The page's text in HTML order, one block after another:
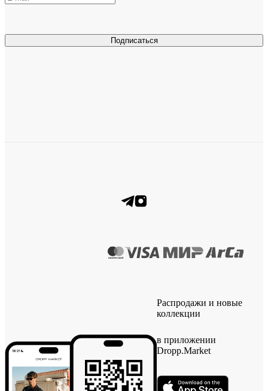
Подписаться
Распродажи и новые
коллекции
в приложении
Dropp.Market